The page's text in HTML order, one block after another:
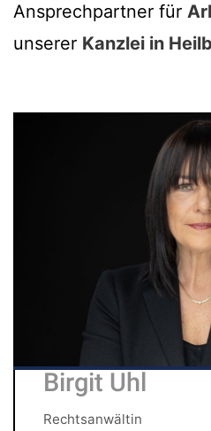
Ansprechpartner für
unserer Kanzlei in
Birgit Uhl
Rechtsanwältin